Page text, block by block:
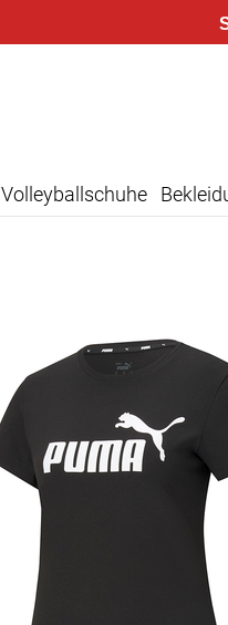
Volleyballschuhe